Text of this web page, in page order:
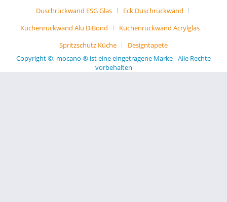
Duschrückwand ESG Glas
Eck Duschrückwand
Küchenrückwand Alu DiBond
Küchenrückwand Acrylglas
Spritzschutz Küche
Designtapete
Copyright ©, mocano ® ist eine eingetragene Marke - Alle Rechte
vorbehalten